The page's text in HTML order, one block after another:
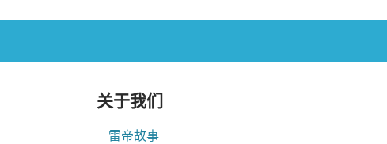
关于我们
雷帝故事